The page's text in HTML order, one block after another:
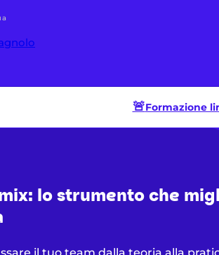
🚨​Formazione
lo strumento che